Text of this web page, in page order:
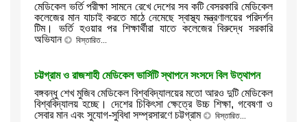
মেডিকেল ভর্তি পরীক্ষা সামনে রেখে দেশের সব কটি বেসরকারি মেডিকেল
কলেজের মান যাচাই করতে মাঠে নেমেছে স্বাস্থ্য মন্ত্রণালয়ের পরিদর্শন
টিম। ভর্তি হওয়ার পর শিক্ষার্থীরা যাতে কলেজের বিরুদ্ধে সরকারি
অভিযান
বিস্তারিত...
চট্টগ্রাম ও রাজশাহী মেডিকেল ভার্সিটি স্থাপনে সংসদে বিল উত্থাপন
বঙ্গবন্ধু শেখ মুজিব মেডিকেল বিশ্ববিদ্যালয়ের মতো আরও দুটি মেডিকেল
বিশ্ববিদ্যালয় হচ্ছে। দেশের চিকিৎসা ক্ষেত্রে উচ্চ শিক্ষা, গবেষণা ও
সেবার মান এবং সুযোগ-সুবিধা সম্প্রসারণে চট্টগ্রাম
বিস্তারিত...